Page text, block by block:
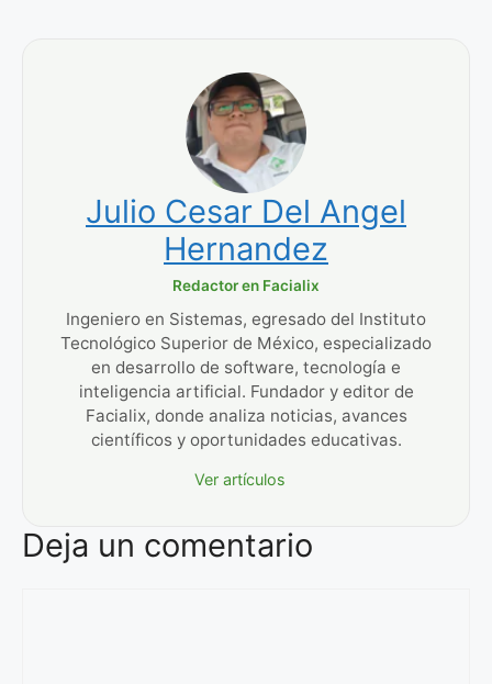
Julio Cesar Del Angel
Hernandez
Redactor en Facialix
Ingeniero en Sistemas, egresado del Instituto
Tecnológico Superior de México, especializado
en desarrollo de software, tecnología e
inteligencia artificial. Fundador y editor de
Facialix, donde analiza noticias, avances
científicos y oportunidades educativas.
Ver artículos
Deja un comentario